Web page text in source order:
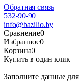
Обратная связь
532-90-90
info@bazilio.by
Сравнение0
Избранное0
Корзина0
Купить в один клик
Заполните данные для